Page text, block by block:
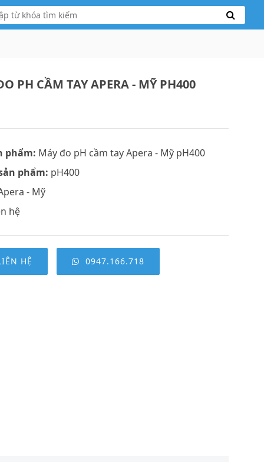
PH CẦM TAY APERA - MỸ PH400
phẩm: Máy đo pH cầm tay Apera - Mỹ pH400
phẩm: pH400
- Mỹ
hệ
HỆ 0947.166.718